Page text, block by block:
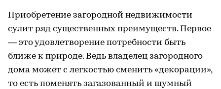
Приобретение загородной недвижимости
сулит ряд существенных преимуществ. Первое
— это удовлетворение потребности быть
ближе к природе. Ведь владелец загородного
дома может с легкостью сменить «декорации»,
то есть поменять загазованный и шумный